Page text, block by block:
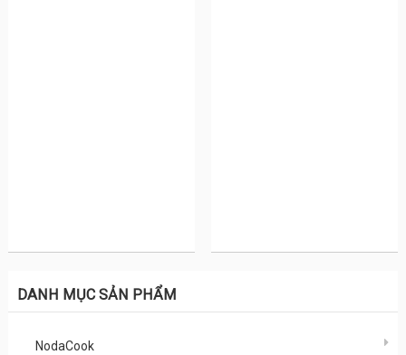
DANH MỤC SẢN PHẨM
NodaCook